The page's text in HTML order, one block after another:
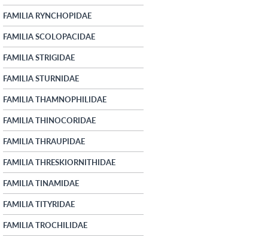
FAMILIA RYNCHOPIDAE
FAMILIA SCOLOPACIDAE
FAMILIA STRIGIDAE
FAMILIA STURNIDAE
FAMILIA THAMNOPHILIDAE
FAMILIA THINOCORIDAE
FAMILIA THRAUPIDAE
FAMILIA THRESKIORNITHIDAE
FAMILIA TINAMIDAE
FAMILIA TITYRIDAE
FAMILIA TROCHILIDAE